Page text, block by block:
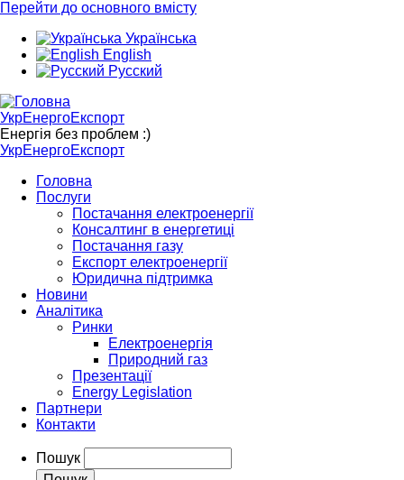
Перейти до основного вмісту
Українська
English
Русский
УкрЕнергоЕкспорт
Енергія без проблем :)
УкрЕнергоЕкспорт
Головна
Послуги
Постачання електроенергії
Консалтинг в енергетиці
Постачання газу
Експорт електроенергії
Юридична підтримка
Новини
Аналітика
Ринки
Електроенергія
Природний газ
Презентації
Energy Legislation
Партнери
Контакти
Пошук